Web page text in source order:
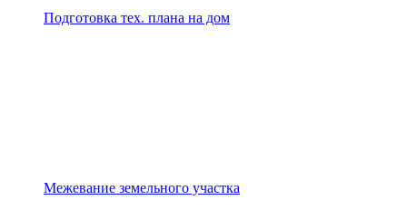
Подготовка тех. плана на дом
Межевание земельного участка